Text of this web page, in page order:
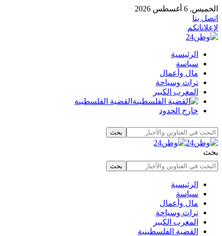
الخميس, 6 أغسطس 2026
اتصل بنا
لإعلاناتكم
الرئيسية
سياسة
مال وأعمال
تراث وسياحة
المغرب الكبير
القضية الفلسطينة
خارج الحدود
بحث
الرئيسية
سياسة
مال وأعمال
تراث وسياحة
المغرب الكبير
القضية الفلسطينية